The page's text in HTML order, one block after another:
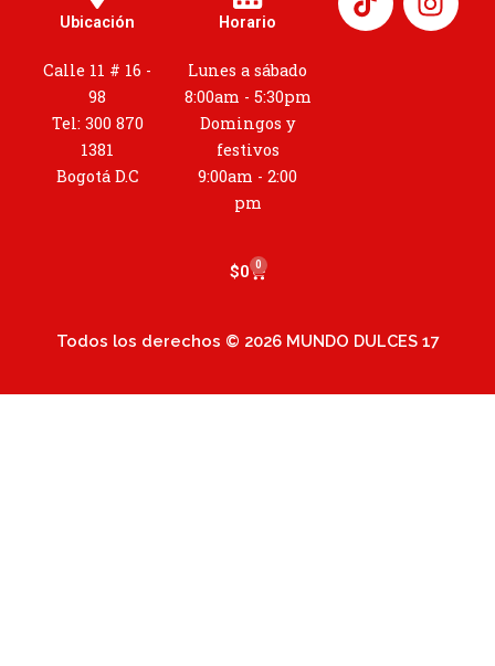
Ubicación
Calle 11 # 16 -
98
Tel: 300 870
1381
Bogotá D.C
Horario
Lunes a sábado
8:00am - 5:30pm
Domingos y
festivos
9:00am - 2:00
pm
n
s
$0 0
Cart
Todos los derechos © 2026 MUNDO DULCES 17